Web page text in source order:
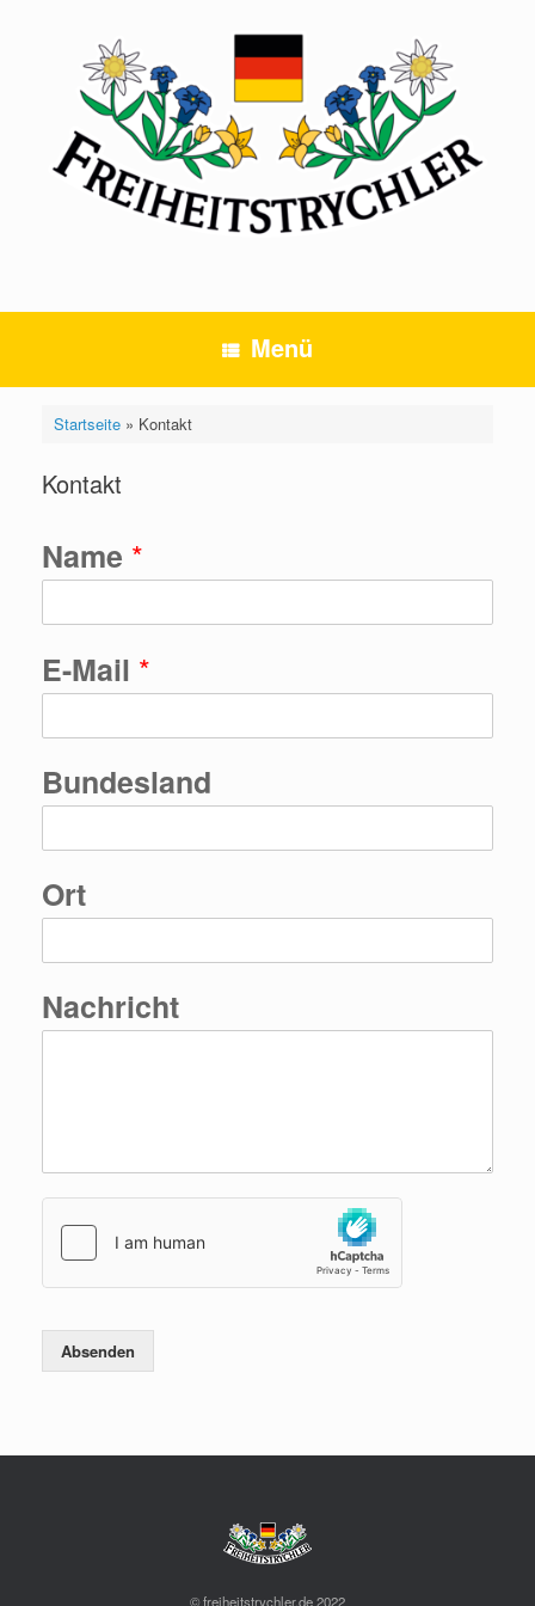
Menü
Startseite» Kontakt
Kontakt
Name *
E-Mail *
Bundesland
Ort
Nachricht
Absenden
© freiheitstrychler.de 2022